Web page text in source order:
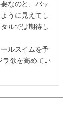
なのと、バッ
うに見えてし
ルでは期待し
ルスイムを予
ラ欲を高めてい